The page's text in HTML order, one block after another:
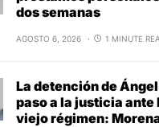
dos semanas
AGOSTO 6, 2026 1 MINUTE
La detención de
paso a la justicia ante
viejo régimen: